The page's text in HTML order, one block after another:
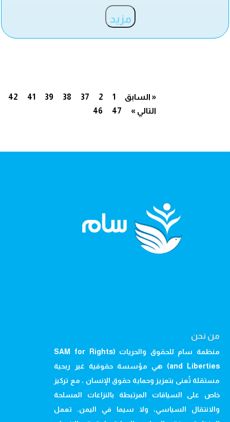
مزيد
« السابق 1
2
37
38
39
41
42
46
47 التالي »
من نحن
منظمة سام للحقوق والحريات (SAM for Rights
and Liberties) هي مؤسسة حقوقية غير ربحية
مستقلة تُعنى بتعزيز وحماية حقوق الإنسان ، مع تركيز
خاص على السياقات المرتبطة بالنزاعات المسلحة
والانتقال السياسي، ولا سيما في اليمن. تعمل